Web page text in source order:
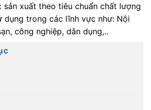
xuất theo tiêu chuẩn chất lượng
dụng trong các lĩnh vực như: Nội
công nghiệp, dân dụng,..